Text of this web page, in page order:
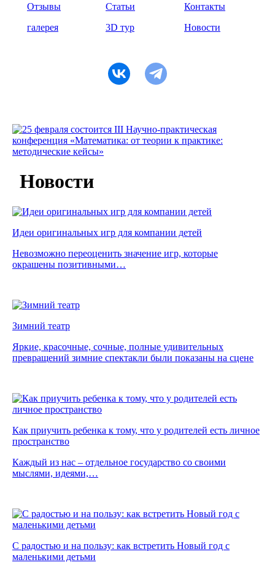
Отзывы Статьи
Контакты
галерея
3D тур Новости
Новости
Идеи оригинальных игр для компании детей
Невозможно переоценить значение игр, которые
окрашены позитивными…
Зимний театр
Яркие, красочные, сочные, полные удивительных
превращений зимние спектакли были показаны на сцене
Как приучить ребенка к тому, что у родителей есть личное
пространство
Каждый из нас – отдельное государство со своими
мыслями, идеями,…
С радостью и на пользу: как встретить Новый год с
маленькими детьми